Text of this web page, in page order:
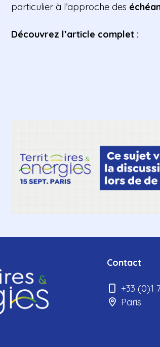
particulier à l’approche des
Découvrez l’article complet :
Contact
+33 (0)1
Paris